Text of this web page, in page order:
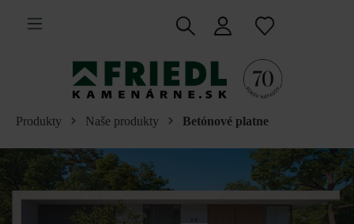
hlavný obsah
Produkty Naše produkty Betónové platne